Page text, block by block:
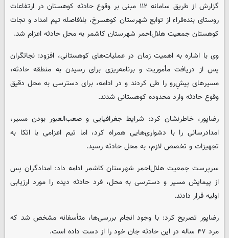
گزارش از طریق سامانه ۱۱۲ مبنی بر وقوع حادثه کوهستان در ارتفاعات
روستای بنده‌قراء از توابع شهرستان کوهسرخ، بلافاصله تیم امداد و نجات
کوهستان جمعیت هلال‌احمر شهرستان کاشمر به محل حادثه اعزام شد.
وی با اشاره به اهمیت زمان در عملیات‌های کوهستانی، افزود: نجاتگران
پس از دریافت مأموریت و برنامه‌ریزی برای رسیدن به منطقه حادثه،
مسیرهای پیش‌ِرو را طی کردند و در ادامه، برای دسترسی به محل دقیق
وقوع حادثه وارد محدوده کوهستانی شدند.
رضاپور، خاطرنشان کرد: شرایط جغرافیایی و صعب‌العبور بودن مسیر،
امدادرسانی را با دشواری‌هایی همراه کرد، اما تیم اعزامی با اتکا به
تجهیزات و تخصص لازم، به محل حادثه رسید.
سرپرست جمعیت هلال‌احمر شهرستان کاشمر ادامه داد: امدادگران پس
از پیمایش مسیر و دسترسی به محل، فرد حادثه‌ دیده را مورد ارزیابی
اولیه قرار دادند.
رضاپور تصریح کرد: با وجود انجام بررسی‌ها، متأسفانه مشخص شد که
مرد ۴۷ ساله در این حادثه جان خود را از دست داده است.